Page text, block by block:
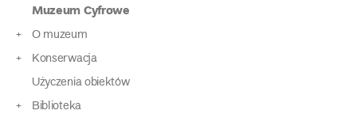
Muzeum Cyfrowe
O muzeum
Konserwacja
Użyczenia obiektów
Biblioteka